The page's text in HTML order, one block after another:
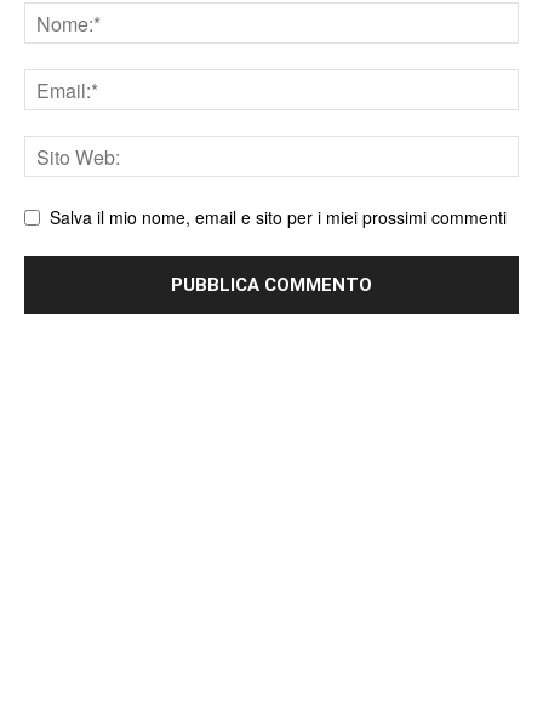
Nome
Email
Sito
web
Salva il mio nome, email e sito per i miei prossimi commenti